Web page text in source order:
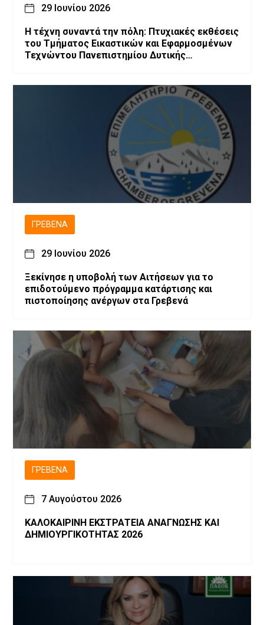
29 Ιουνίου 2026
Η τέχνη συναντά την πόλη: Πτυχιακές εκθέσεις
του Τμήματος Εικαστικών και Εφαρμοσμένων
Τεχνώντου Πανεπιστημίου Δυτικής
ΓΡΕΒΕΝΆ
29 Ιουνίου 2026
Ξεκίνησε η υποβολή των Αιτήσεων για το
επιδοτούμενο πρόγραμμα κατάρτισης και
πιστοποίησης ανέργων στα Γρεβενά
ΓΡΕΒΕΝΆ
7 Αυγούστου 2026
ΚΑΛΟΚΑΙΡΙΝΗ ΕΚΣΤΡΑΤΕΙΑ ΑΝΑΓΝΩΣΗΣ ΚΑΙ
ΔΗΜΙΟΥΡΓΙΚΟΤΗΤΑΣ 2026